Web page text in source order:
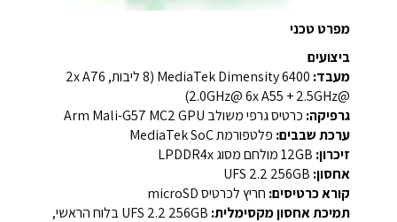
מפרט טכני
ביצועים
מעבד:
MediaTek Dimensity 6400‏ (8 ליבות, 2x A76
‫@2.5GHz‬ + 6x A55 ‫@2.0GHz‬)
גרפיקה: כרטיס גרפי משולב Arm Mali-G57 MC2 GPU
ערכת שבבים: פלטפורמת MediaTek SoC
זיכרון:
אחסון:
קורא כרטיסים: חריץ לכרטיס microSD
תמיכת אחסון מקסימלית:
‎256GB‎ ‏UFS 2.2‎ בלוח הראשי,